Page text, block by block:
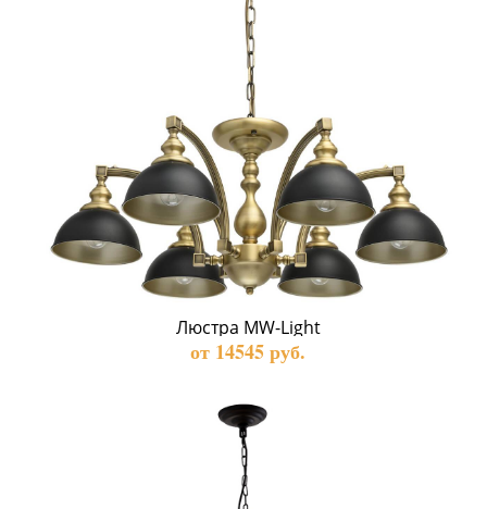
Люстра MW-Light
от 14545 руб.